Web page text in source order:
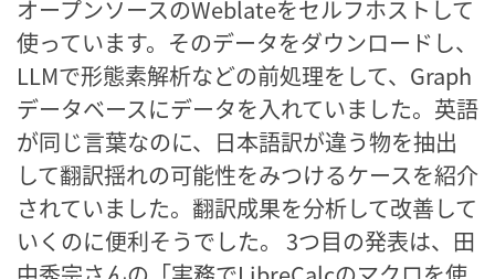
オープンソースのWeblateをセルフホストして
使っています。そのデータをダウンロードし、
LLMで形態素解析などの前処理をして、Graph
データベースにデータを入れていました。英語
が同じ言葉なのに、日本語訳が違う物を抽出
して翻訳揺れの可能性をみつけるケースを紹介
されていました。翻訳成果を分析して改善して
いくのに便利そうでした。 3つ目の発表は、田